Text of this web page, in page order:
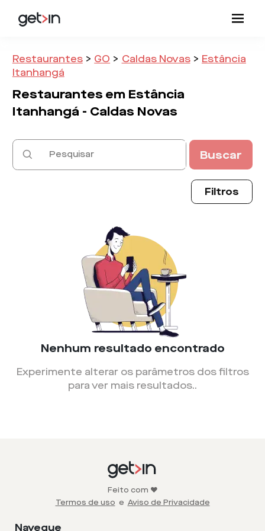
Restaurantes > GO > Caldas Novas > Estância
Itanhangá
Restaurantes em Estância
Itanhangá - Caldas Novas
Buscar
Filtros
Nenhum resultado encontrado
Experimente alterar os parâmetros dos filtros
para ver mais resultados..
Feito com ❤️
Termos de uso e Aviso de Privacidade
Navegue